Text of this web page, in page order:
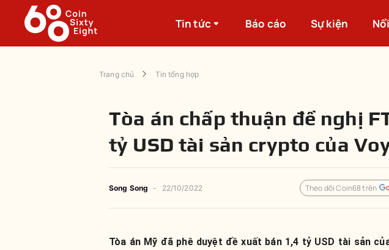
Tin tức Báo cáo Sự kiện
Trang chủ Tin tổng hợp
Tòa án chấp thuận đề nghị
tỷ USD tài sản crypto của
Song Song - 22/10/2022 Theo dõi Coin68 trên
Tòa án Mỹ đã phê duyệt đề xuất bán 1,4 tỷ USD tài sản